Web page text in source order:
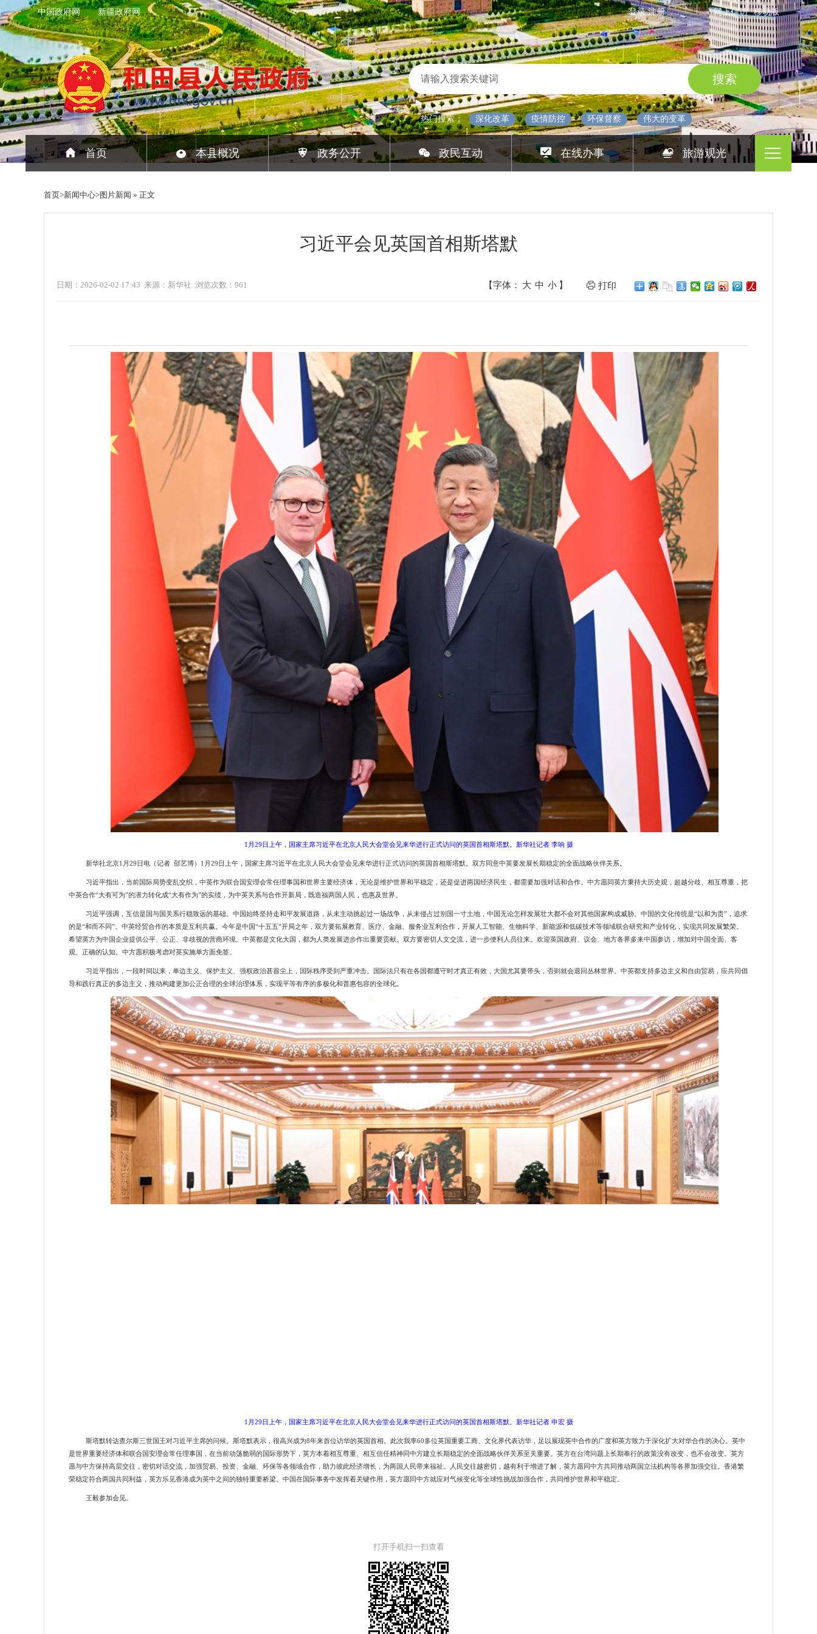
中国政府网 新疆政府网 移动版
网上信访
登录注册
热门搜索： 深化改革 疫情防控 环保督察 伟大的变革
首页 本县概况 政务公开 政民互动 在线办事 旅游观光
首页>新闻中心>图片新闻 » 正文
习近平会见英国首相斯塔默
日期：2026-02-02 17:43 来源：新华社 浏览次数： 961 打印
【字体： 大 中 小 】
1月29日上午，国家主席习近平在北京人民大会堂会见来华进行正式访问的英国首相斯塔默。新华社记者 李响 摄
新华社北京1月29日电（记者 邵艺博）1月29日上午，国家主席习近平在北京人民大会堂会见来华进行正式访问的英国首相斯塔默。双方同意中英要发展长期稳定的全面战略伙伴关系。
习近平指出，当前国际局势变乱交织，中英作为联合国安理会常任理事国和世界主要经济体，无论是维护世界和平稳定，还是促进两国经济民生，都需要加强对话和合作。中方愿同英方秉持大历史观，超越分歧、相互尊重，把
中英合作“大有可为”的潜力转化成“大有作为”的实绩，为中英关系与合作开新局，既造福两国人民，也惠及世界。
习近平强调，互信是国与国关系行稳致远的基础。中国始终坚持走和平发展道路，从未主动挑起过一场战争，从未侵占过别国一寸土地，中国无论怎样发展壮大都不会对其他国家构成威胁。中国的文化传统是“以和为贵”，追求
的是“和而不同”。中英经贸合作的本质是互利共赢。今年是中国“十五五”开局之年，双方要拓展教育、医疗、金融、服务业互利合作，开展人工智能、生物科学、新能源和低碳技术等领域联合研究和产业转化，实现共同发展繁荣。
希望英方为中国企业提供公平、公正、非歧视的营商环境。中英都是文化大国，都为人类发展进步作出重要贡献。双方要密切人文交流，进一步便利人员往来。欢迎英国政府、议会、地方各界多来中国参访，增加对中国全面、客
观、正确的认知。中方愿积极考虑对英实施单方面免签。
习近平指出，一段时间以来，单边主义、保护主义、强权政治甚嚣尘上，国际秩序受到严重冲击。国际法只有在各国都遵守时才真正有效，大国尤其要带头，否则就会退回丛林世界。中英都支持多边主义和自由贸易，应共同倡
导和践行真正的多边主义，推动构建更加公正合理的全球治理体系，实现平等有序的多极化和普惠包容的全球化。
1月29日上午，国家主席习近平在北京人民大会堂会见来华进行正式访问的英国首相斯塔默。新华社记者 申宏 摄
斯塔默转达查尔斯三世国王对习近平主席的问候。斯塔默表示，很高兴成为8年来首位访华的英国首相。此次我率60多位英国重要工商、文化界代表访华，足以展现英中合作的广度和英方致力于深化扩大对华合作的决心。英中
是世界重要经济体和联合国安理会常任理事国，在当前动荡脆弱的国际形势下，英方本着相互尊重、相互信任精神同中方建立长期稳定的全面战略伙伴关系至关重要。英方在台湾问题上长期奉行的政策没有改变，也不会改变。英方
愿与中方保持高层交往，密切对话交流，加强贸易、投资、金融、环保等各领域合作，助力彼此经济增长，为两国人民带来福祉。人民交往越密切，越有利于增进了解，英方愿同中方共同推动两国立法机构等各界加强交往。香港繁
荣稳定符合两国共同利益，英方乐见香港成为英中之间的独特重要桥梁。中国在国际事务中发挥着关键作用，英方愿同中方就应对气候变化等全球性挑战加强合作，共同维护世界和平稳定。
王毅参加会见。
打开手机扫一扫查看